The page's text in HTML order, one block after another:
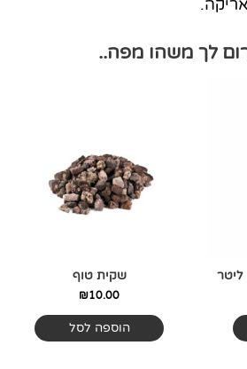
לך משהו מפה..
שקית טוף
₪10.00
הוספה לסל